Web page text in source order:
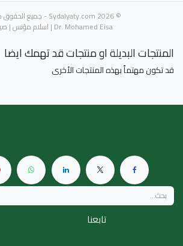
لمرضى السكري من النوع الثاني إلى جميع
جمهورية مصر العربية عبر صيدلية اسلام
© 2026 Sydalyaty.com - جميع الحقوق محفوظة
Dr. Mohamed Eisa | اسلام مؤنس | صيدليتي
المنتجات البديلة او منتجات قد تهمك ايضا
قد تكون مهتماً بهذه المنتجات الأخرى
تابعنا